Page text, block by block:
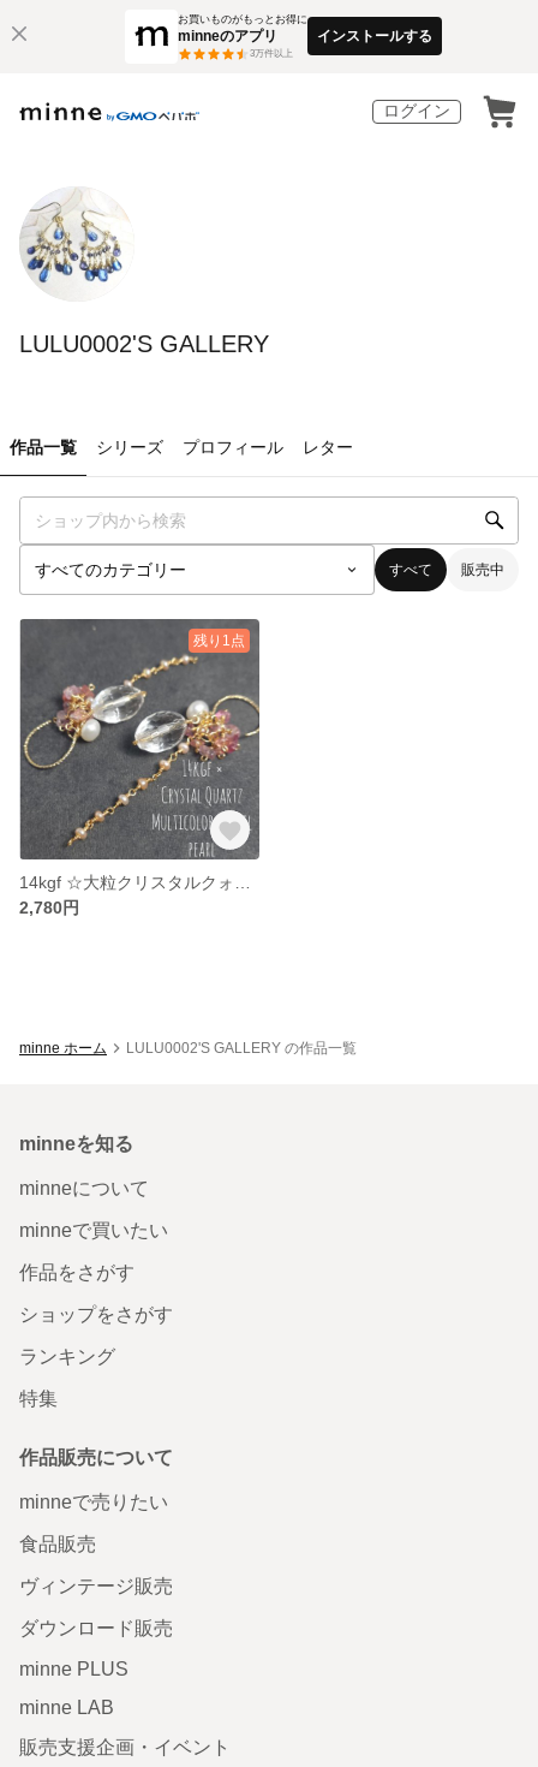
お買いものがもっとお得に
minneのアプリ
3万件以上
インストールする
ログイン
LULU0002'S GALLERY
作品一覧 シリーズ プロフィール レター
すべて 販売中
残り1点
2,780円
minne ホーム LULU0002'S GALLERY の作品一覧
minneを知る
minneについて
minneで買いたい
作品をさがす
ショップをさがす
ランキング
特集
作品販売について
minneで売りたい
食品販売
ヴィンテージ販売
ダウンロード販売
minne PLUS
minne LAB
販売支援企画・イベント